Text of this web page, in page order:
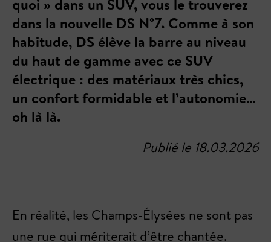
quoi » dans un SUV, vous le trouverez
dans la nouvelle DS N°7. Comme à son
habitude, DS élève la barre au niveau
du haut de gamme avec ce SUV
électrique : des matériaux très chics,
un confort formidable et l’autonomie…
oh là là.
Publié le 18.03.2026
En réalité, les Champs-Élysées ne sont pas
une rue qui mériterait d’être chantée.